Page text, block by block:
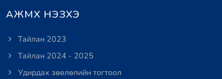
АЖМХ НЭЗХЭ
Тайлан 2023
Тайлан 2024 - 2025
Удирдах зөвлөлийн тогтоол